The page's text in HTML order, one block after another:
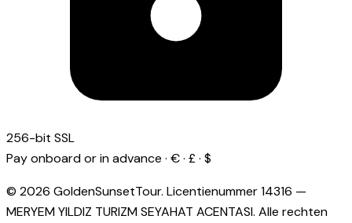
256-bit SSL
Pay onboard or in advance · € · £ · $
© 2026 GoldenSunsetTour. Licentienummer14316 —
MERYEM YILDIZ TURIZM SEYAHAT ACENTASI. Alle rechten